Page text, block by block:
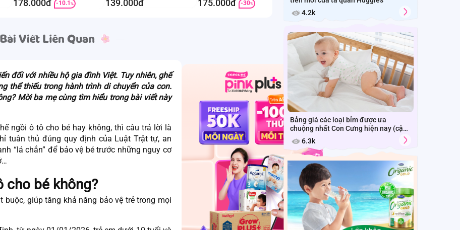
178.000đ -10.1 % 139.000đ 175.000đ -30% 71.000đ
đối với nhiều hộ gia đình Việt. Tuy nhiên, ghế
thể thiếu trong hành trình di chuyển của con.
Mời ba mẹ cùng tìm hiểu trong bài viết này
ngồi ô tô cho bé hay không, thì câu trả lời là
tuân thủ đúng quy định của Luật Trật tự, an
“lá chắn” để bảo vệ bé trước những nguy cơ
cho bé không?
buộc, giúp tăng khả năng bảo vệ trẻ trong mọi
4.2k
Bảng giá các loại bỉm được ưa
chuộng nhất Con Cưng hiện nay (cập
nhật năm 2026)
6.3k